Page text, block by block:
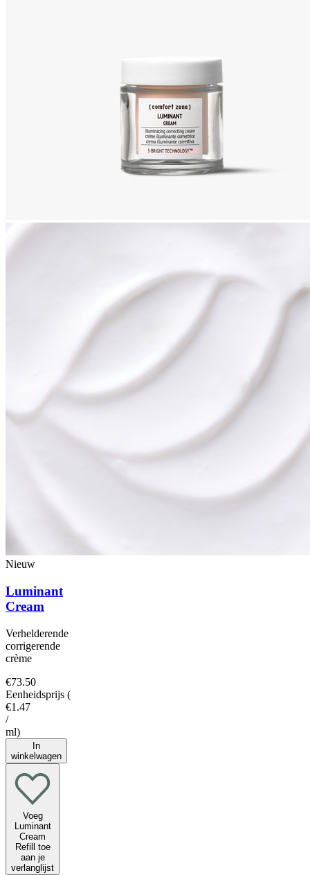
Nieuw
Luminant
Cream
Verhelderende
corrigerende
crème
€73.50
Eenheidsprijs (
€1.47
/
ml)
In
winkelwagen
Voeg
Luminant
Cream
Refill toe
aan je
verlanglijst